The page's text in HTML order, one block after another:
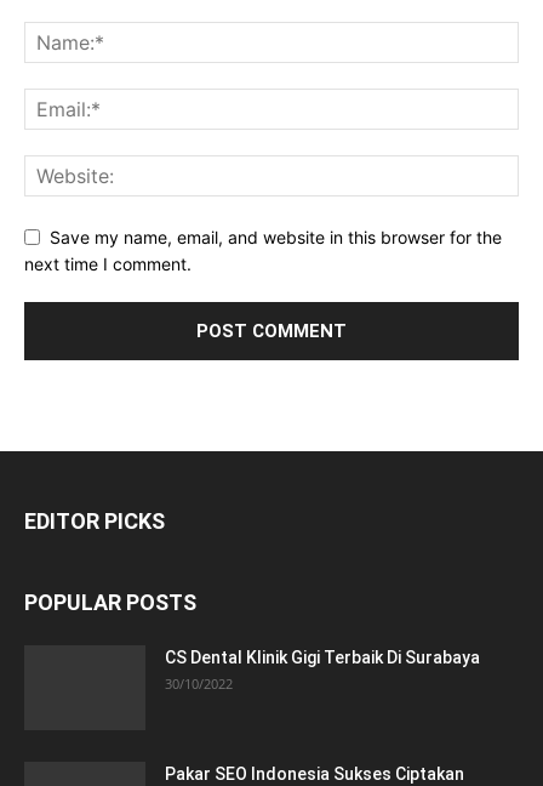
Save my name, email, and website in this browser for the
next time I comment.
EDITOR PICKS
POPULAR POSTS
CS Dental Klinik Gigi Terbaik Di Surabaya
30/10/2022
Pakar SEO Indonesia Sukses Ciptakan